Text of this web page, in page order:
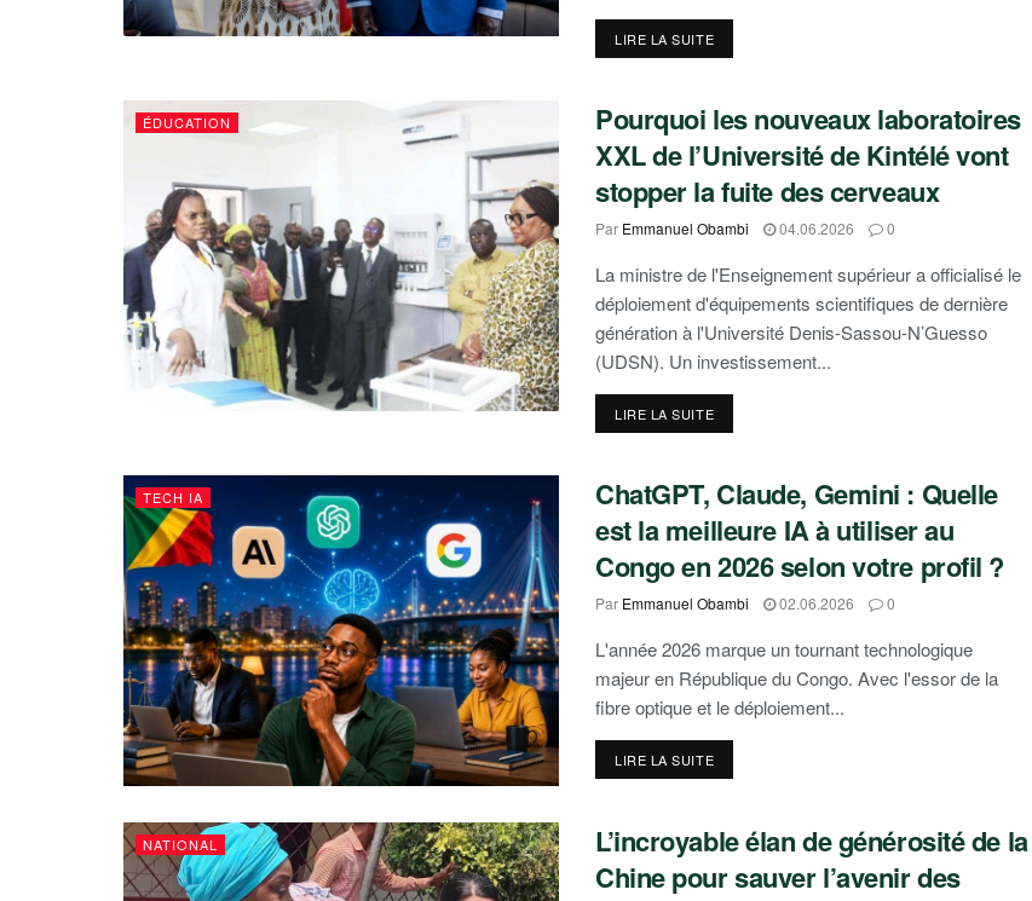
LIRE LA SUITEDETAILS
ÉDUCATION
Pourquoi les nouveaux laboratoires
XXL de l’Université de Kintélé vont
stopper la fuite des cerveaux
Par Emmanuel Obambi 04.06.2026 0
La ministre de l'Enseignement supérieur a officialisé le
déploiement d'équipements scientifiques de dernière
génération à l'Université Denis-Sassou-N’Guesso
(UDSN). Un investissement...
LIRE LA SUITEDETAILS
TECH IA
ChatGPT, Claude, Gemini : Quelle
est la meilleure IA à utiliser au
Congo en 2026 selon votre profil ?
Par Emmanuel Obambi 02.06.2026 0
L'année 2026 marque un tournant technologique
majeur en République du Congo. Avec l'essor de la
fibre optique et le déploiement...
LIRE LA SUITEDETAILS
NATIONAL
L’incroyable élan de générosité de la
Chine pour sauver l’avenir des